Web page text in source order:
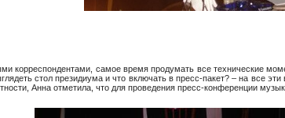
корреспондентами, самое время продумать все технические
стол президиума и что включать в пресс-пакет? – на все
Анна отметила, что для проведения пресс-конференции